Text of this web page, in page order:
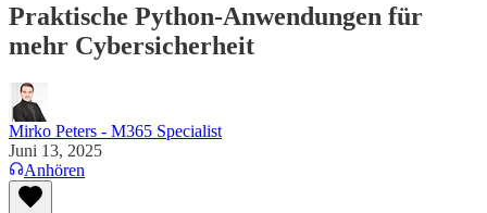
Praktische Python-Anwendungen für
mehr Cybersicherheit
Mirko Peters - M365 Specialist
Juni 13, 2025
Anhören